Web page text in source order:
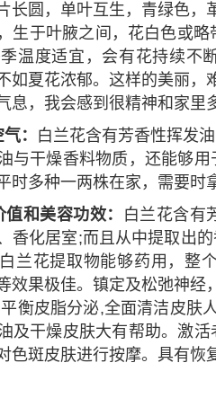
长圆，单叶互生，青绿色
生于叶腋之间，花白色或
温度适宜，会有花持续不
如夏花浓郁。这样的美丽
息，我会感到很精神和家里
： 白兰花含有芳香性挥发
与干燥香料物质，还能够
时多种一两株在家，需要时
和美容功效：
白兰花含有
香化居室;而且从中提取出
兰花提取物能够药用，整
效果极佳。镇定及松弛神经
衡皮脂分泌,全面清洁皮肤
及干燥皮肤大有帮助。激
色斑皮肤进行按摩。具有恢